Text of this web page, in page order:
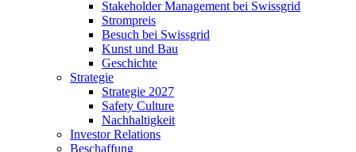
Stakeholder Management bei Swissgrid
Strompreis
Besuch bei Swissgrid
Kunst und Bau
Geschichte
Strategie
Strategie 2027
Safety Culture
Nachhaltigkeit
Investor Relations
Beschaffung